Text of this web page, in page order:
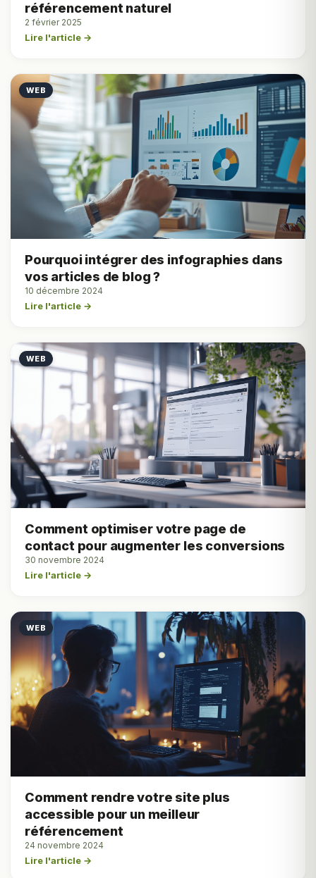
référencement naturel
2 février 2025
Lire l'article →
WEB
Pourquoi intégrer des infographies dans
vos articles de blog ?
10 décembre 2024
Lire l'article →
WEB
Comment optimiser votre page de
contact pour augmenter les conversions
30 novembre 2024
Lire l'article →
WEB
Comment rendre votre site plus
accessible pour un meilleur
référencement
24 novembre 2024
Lire l'article →